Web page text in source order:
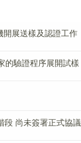
開展送樣及認證工作
的驗證程序展開試樣
段 尚未簽署正式協議